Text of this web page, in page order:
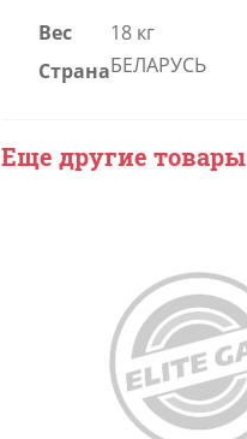
Вес
18 кг
СтранаБЕЛАРУСЬ
Еще другие товары